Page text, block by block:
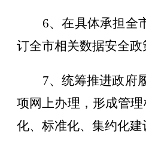
6、在具体承担全
订全市相关数据安全政
7、 统筹推进政府
项网上办理，形成管
化、标准化、集约化建